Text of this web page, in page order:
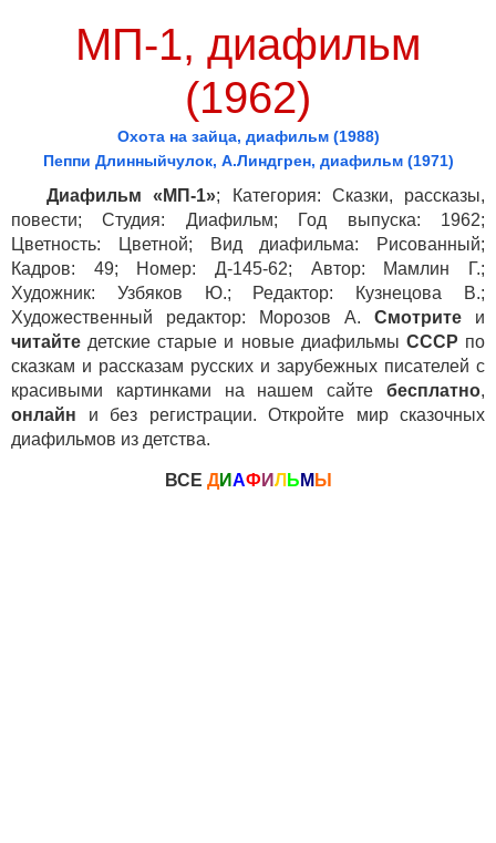
МП-1, диафильм
(1962)
Охота на зайца, диафильм (1988)
Пеппи Длинныйчулок, А.Линдгрен, диафильм (1971)
Диафильм «МП-1»; Категория: Сказки, рассказы,
повести; Студия: Диафильм; Год выпуска: 1962;
Цветность: Цветной; Вид диафильма: Рисованный;
Кадров: 49; Номер: Д-145-62; Автор: Мамлин Г.;
Художник: Узбяков Ю.; Редактор: Кузнецова В.;
Художественный редактор: Морозов А. Смотрите и
читайте детские старые и новые диафильмы СССР по
сказкам и рассказам русских и зарубежных писателей с
красивыми картинками на нашем сайте бесплатно,
онлайн и без регистрации. Откройте мир сказочных
диафильмов из детства.
ВСЕ ДИАФ ИЛ Ь М Ы